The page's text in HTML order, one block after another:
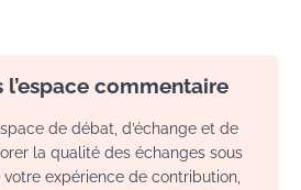
l’espace commentaire
de débat, d’échange et de
la qualité des échanges sous
expérience de contribution,